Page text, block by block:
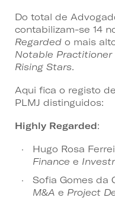
Do total de
contabilizam-se 14
Regarded o mais
Notable Practitioner
Rising Stars.
Aqui fica o registo
PLMJ distinguidos:
Highly Regarded:
Hugo Rosa
Finance e
Sofia Gomes da
M&A e Project